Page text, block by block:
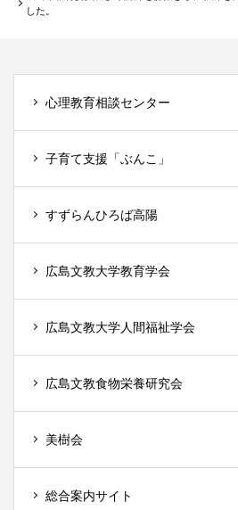
した。
心理教育相談センター
子育て支援「ぶんこ」
すずらんひろば高陽
広島文教大学教育学会
広島文教大学人間福祉学会
広島文教食物栄養研究会
美樹会
総合案内サイト